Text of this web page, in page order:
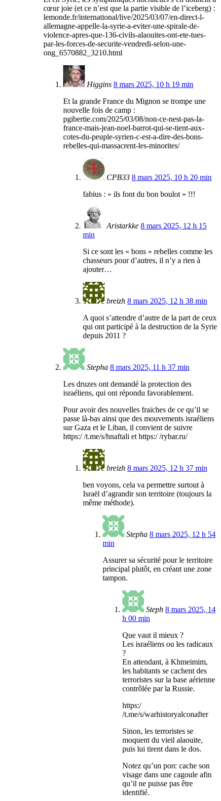
cœur joie (et ce n’est que la partie visible de l’iceberg) :
lemonde.fr/international/live/2025/03/07/en-direct-l-
allemagne-appelle-la-syrie-a-eviter-une-spirale-de-
violence-apres-que-136-civils-alaouites-ont-ete-tues-
par-les-forces-de-securite-vendredi-selon-une-
ong_6570882_3210.html
Higgins 8 mars 2025, 10 h 19 min
Et la grande France du Mignon se trompe une
nouvelle fois de camp :
pgibertie.com/2025/03/08/non-ce-nest-pas-la-
france-mais-jean-noel-barrot-qui-se-tient-aux-
cotes-du-peuple-syrien-c-est-a-dire-des-bons-
rebelles-qui-massacrent-les-minorites/
CPB33 8 mars 2025, 10 h 20 min
fabius : « ils font du bon boulot » !!!
Aristarkke 8 mars 2025, 12 h 15
min
Si ce sont les « bons » rebelles comme les
chasseurs pour d’autres, il n’y a rien à
ajouter…
breizh 8 mars 2025, 12 h 38 min
A quoi s’attendre d’autre de la part de ceux
qui ont participé à la destruction de la Syrie
depuis 2011 ?
Stepha 8 mars 2025, 11 h 37 min
Les druzes ont demandé la protection des
israéliens, qui ont répondu favorablement.
Pour avoir des nouvelles fraiches de ce qu’il se
passe là-bas ainsi que des mouvements israéliens
sur Gaza et le Liban, il convient de suivre
https:/ /t.me/s/hnaftali et https:/ /rybar.ru/
breizh 8 mars 2025, 12 h 37 min
ben voyons, cela va permettre surtout à
Israël d’agrandir son territoire (toujours la
même méthode).
Stepha 8 mars 2025, 12 h 54
min
Assurer sa sécurité pour le territoire
principal plutôt, en créant une zone
tampon.
Steph 8 mars 2025, 14
h 00 min
Que vaut il mieux ?
Les israéliens ou les radicaux
?
En attendant, à Khmeimim,
les habitants se cachent des
terroristes sur la base aérienne
contrôlée par la Russie.
https:/
/t.me/s/warhistoryalconafter
Sinon, les terroristes se
moquent du vieil alaouite,
puis lui tirent dans le dos.
Notez qu’un porc cache son
visage dans une cagoule afin
qu’il ne puisse pas être
identifié.